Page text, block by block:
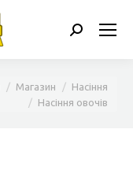
Поиск:
Магазин
Насіння
Насіння овочів